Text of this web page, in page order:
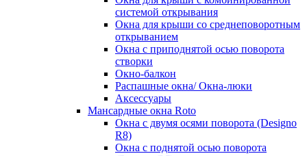
системой открывания
Окна для крыши со среднеповоротным
открыванием
Окна с приподнятой осью поворота
створки
Окно-балкон
Распашные окна/ Окна-люки
Аксессуары
Мансардные окна Roto
Окна с двумя осями поворота (Designo
R8)
Окна с поднятой осью поворота